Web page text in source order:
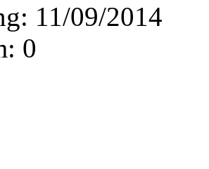
11/09/2014
0